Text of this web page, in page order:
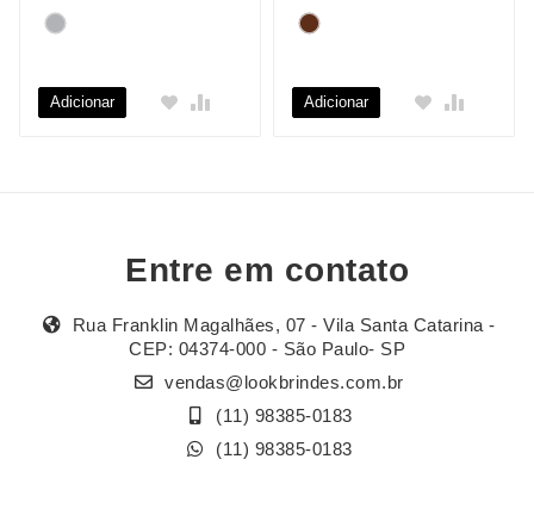
Adicionar Adicionar
Entre em contato
Rua Franklin Magalhães, 07 - Vila Santa Catarina -
CEP: 04374-000 - São Paulo- SP
vendas@lookbrindes.com.br
(11) 98385-0183
(11) 98385-0183